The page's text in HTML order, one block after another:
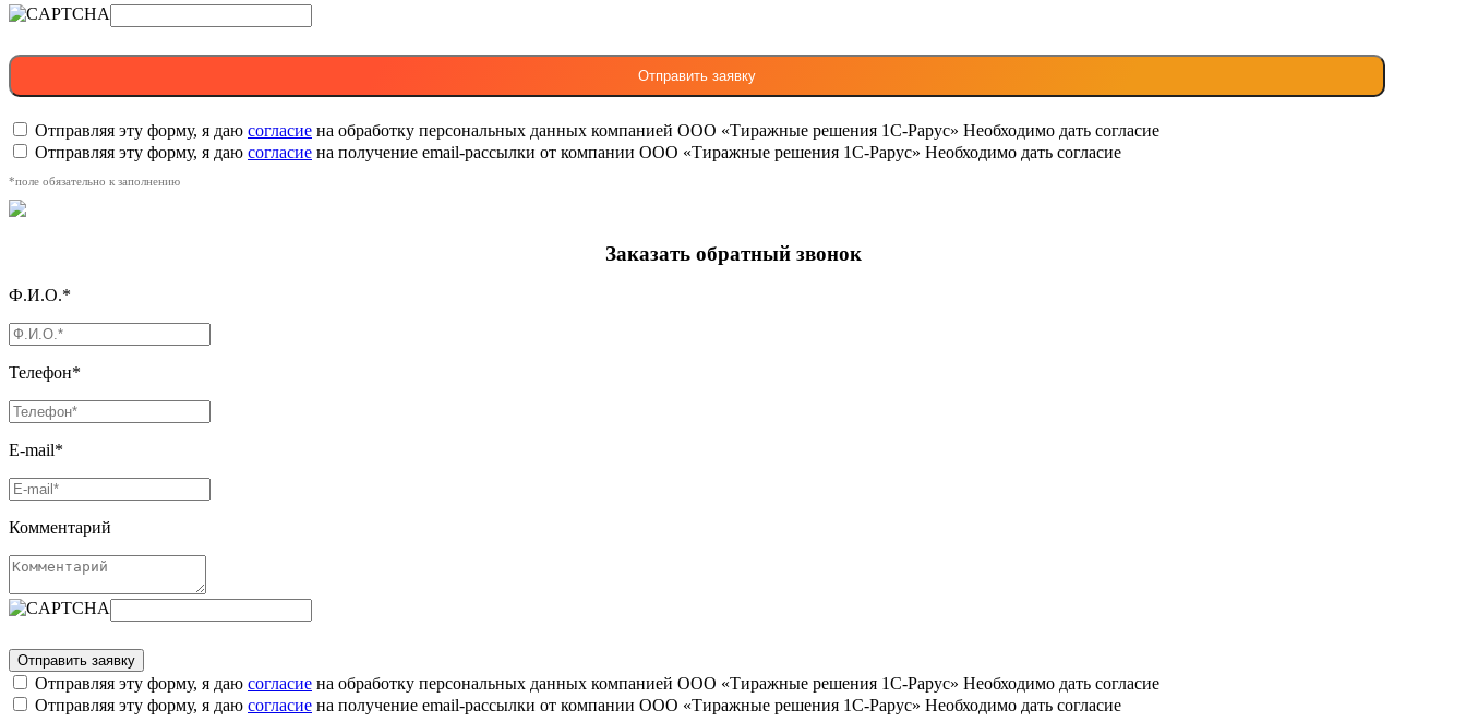
Отправляя эту форму, я даю согласие на обработку персональных данных компанией ООО «Тиражные решения 1С-Рарус» Необходимо дать согласие
Отправляя эту форму, я даю согласие на получение email-рассылки от компании ООО «Тиражные решения 1С-Рарус» Необходимо дать согласие
*поле обязательно к заполнению
Заказать обратный звонок
Ф.И.О.*
Телефон*
E-mail*
Комментарий
Отправляя эту форму, я даю согласие на обработку персональных данных компанией ООО «Тиражные решения 1С-Рарус» Необходимо дать согласие
Отправляя эту форму, я даю согласие на получение email-рассылки от компании ООО «Тиражные решения 1С-Рарус» Необходимо дать согласие